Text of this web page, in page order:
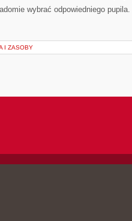
wybrać odpowiedniego
I ZASOBY